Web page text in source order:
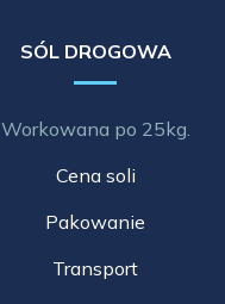
SÓL DROGOWA
Workowana po 25kg.
Cena soli
Pakowanie
Transport